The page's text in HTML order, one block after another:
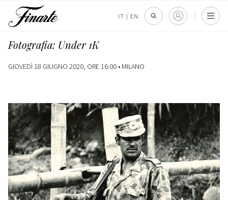
IT | EN
Fotografia: Under 1K
GIOVEDÌ 18 GIUGNO 2020, ORE 16:00 • MILANO